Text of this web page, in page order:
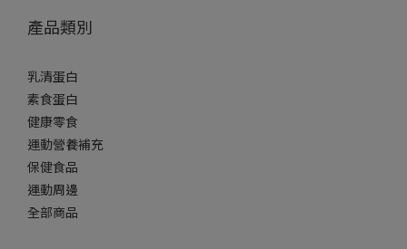
產品類別
乳清蛋白
素食蛋白
健康零食
運動營養補充
保健食品
運動周邊
全部商品